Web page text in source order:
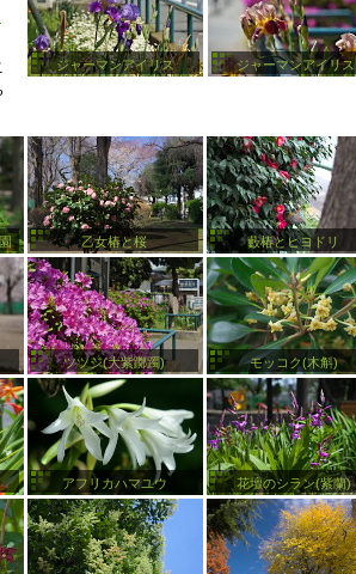
ジャーマンアイリス ジャーマンアイリス
乙女椿と桜 藪椿とヒヨドリ
ツツジ(大紫躑躅) モッコク(木斛)
アフリカハマユウ 花壇のシラン(紫蘭)